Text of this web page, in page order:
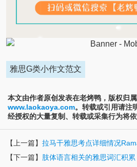
雅思G类小作文范文
本文由作者原创发表在老烤鸭，版权归
www.laokaoya.com。转载或引用请注
经授权的大量复制、转载或采集行为将依
【上一篇】 拉马干雅思考点详细情况
【下一篇】 肢体语言相关的雅思词汇积累